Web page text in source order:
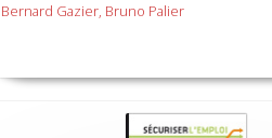
Bernard Gazier, Bruno Palier